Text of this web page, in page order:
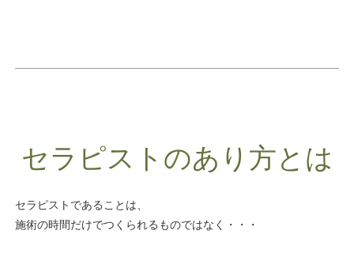
セラピストのあり方とは
セラピストであることは、
施術の時間だけでつくられるものではなく・・・